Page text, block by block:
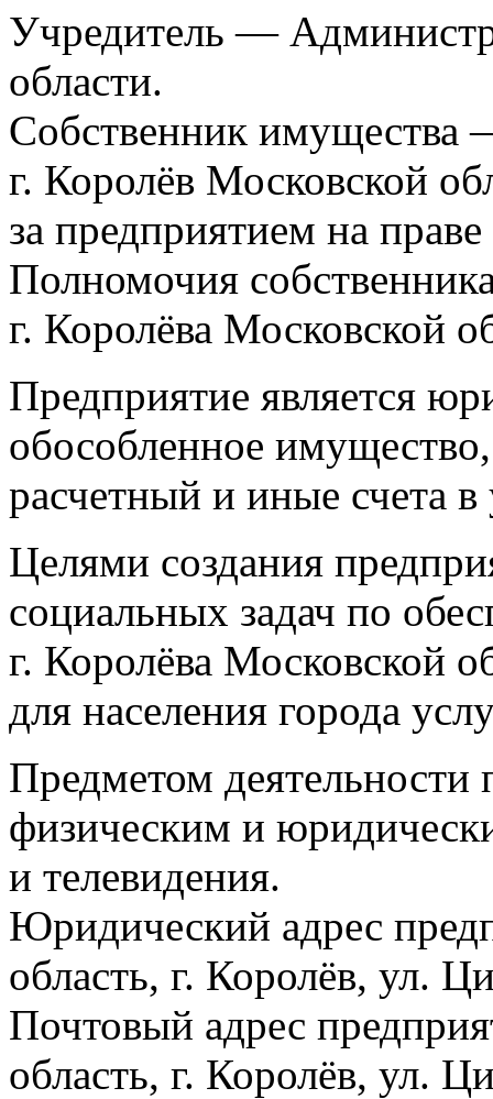
Учредитель —
области.
Собственник имущества
г. Королёв Московской
за предприятием на
Полномочия
г. Королёва Московской
Предприятие является
обособленное
расчетный и иные счета
Целями создания
социальных задач по
г. Королёва Московской
для населения города
Предметом деятельности
физическим и
и телевидения.
Юридический адрес
область, г. Королёв, ул.
Почтовый адрес
область, г. Королёв, ул.